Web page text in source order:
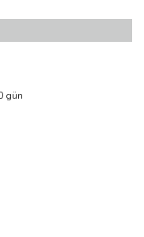
gün